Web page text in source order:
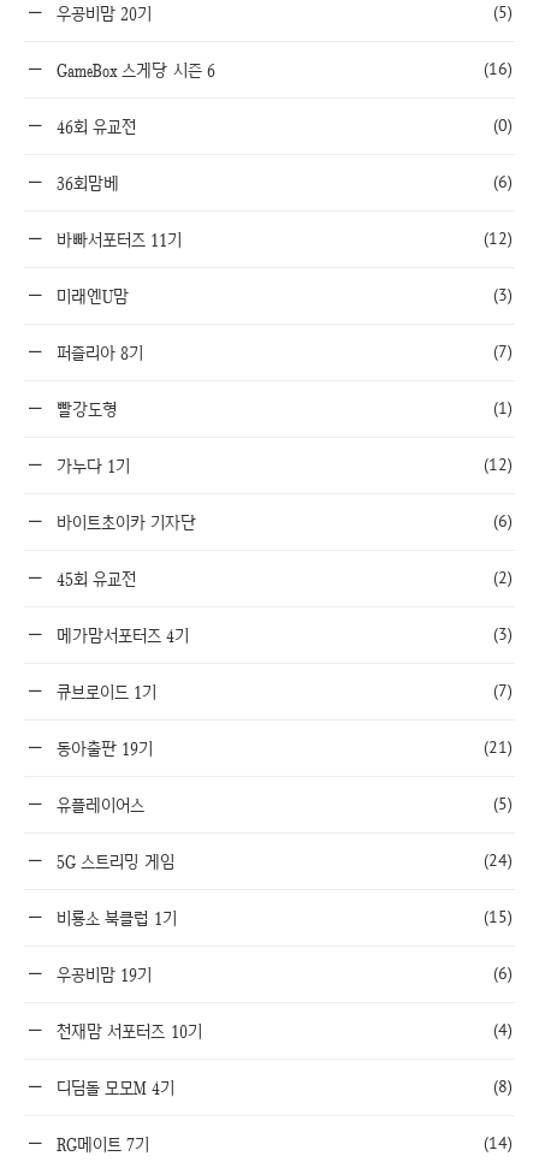
우공비맘 20기 (5)
GameBox 스게당 시즌 6 (16)
46회 유교전 (0)
36회맘베 (6)
바빠서포터즈 11기 (12)
미래엔U맘 (3)
퍼즐리아 8기 (7)
빨강도형 (1)
가누다 1기 (12)
바이트초이카 기자단 (6)
45회 유교전 (2)
메가맘서포터즈 4기 (3)
큐브로이드 1기 (7)
동아출판 19기 (21)
유플레이어스 (5)
5G 스트리밍 게임 (24)
비룡소 북클럽 1기 (15)
우공비맘 19기 (6)
천재맘 서포터즈 10기 (4)
디딤돌 모모M 4기 (8)
RG메이트 7기 (14)